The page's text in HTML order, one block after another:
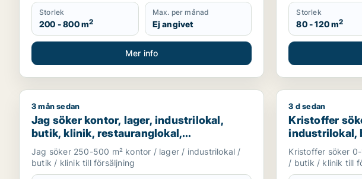
Storlek
200 - 800 m2
Max. per månad
Ej angivet
Mer info
Storlek
80 - 120 m2
Jag söker kontor, lager, industrilokal, butik, klinik, restauranglokal,
3 mån sedan
Jag söker kontor, lager, industrilokal,
butik, klinik, restauranglokal,
fastighetsmark, bostadsfastighet, hotell
eller garage till salu i Grästorp, Vara eller
Götene m.fl.
Jag söker 250-500 m² kontor / lager / industrilokal /
butik / klinik till försäljning
Kristoffer
3 d sedan
Kristoffer
industrilokal,
eller garage
eller
Kristoffer söker
/ butik / klinik till